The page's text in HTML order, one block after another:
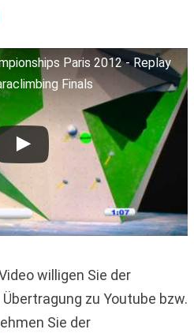
Paris 2012 - Replay
Finals
willigen Sie der
zu Youtube bzw.
Sie der